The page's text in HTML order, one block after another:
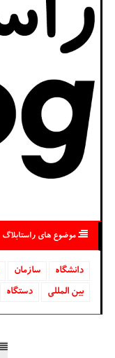
موضوع های راستابلاگ
دانشگاه‌ سازمان
بین المللی
دستگاه